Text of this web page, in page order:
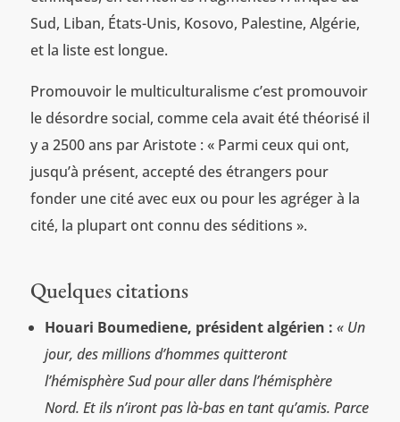
Sud, Liban, États-Unis, Kosovo, Palestine, Algérie,
et la liste est longue.
Promouvoir le multiculturalisme c’est promouvoir
le désordre social, comme cela avait été théorisé il
y a 2500 ans par Aristote : « Parmi ceux qui ont,
jusqu’à présent, accepté des étrangers pour
fonder une cité avec eux ou pour les agréger à la
cité, la plupart ont connu des séditions ».
Quelques citations
Houari Boumediene, président algérien : « Un
jour, des millions d’hommes quitteront
l’hémisphère Sud pour aller dans l’hémisphère
Nord. Et ils n’iront pas là-bas en tant qu’amis. Parce